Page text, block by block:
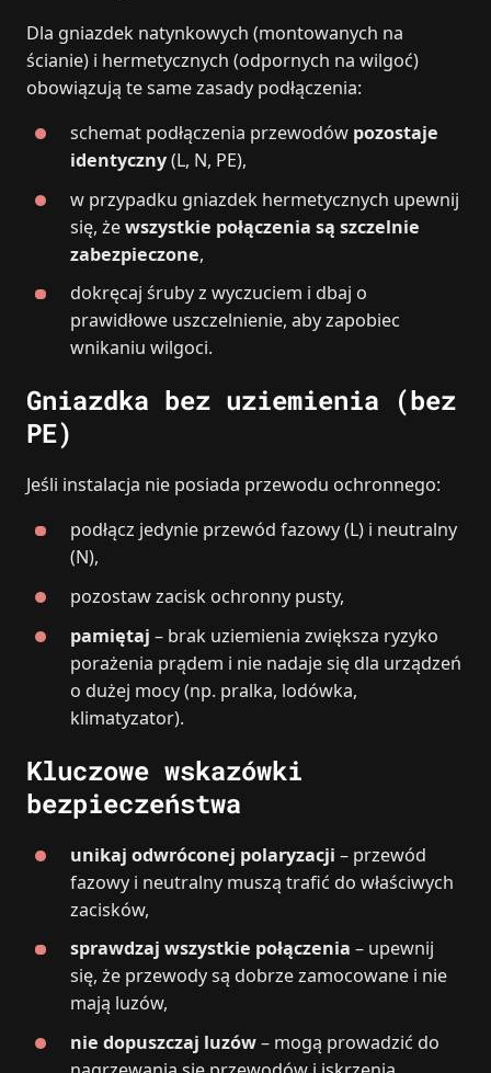
Dla gniazdek natynkowych (montowanych na
ścianie) i hermetycznych (odpornych na wilgoć)
obowiązują te same zasady podłączenia:
schemat podłączenia przewodów pozostaje
identyczny(L, N, PE),
w przypadku gniazdek hermetycznych upewnij
się, żewszystkie połączenia są szczelnie
zabezpieczone,
dokręcaj śruby z wyczuciem i dbaj o
prawidłowe uszczelnienie, aby zapobiec
wnikaniu wilgoci.
Gniazdka bez uziemienia (bez
PE)
Jeśli instalacja nie posiada przewodu ochronnego:
podłącz jedynie przewód fazowy (L) i neutralny
(N),
pozostaw zacisk ochronny pusty,
pamiętaj – brak uziemienia zwiększa ryzyko
porażenia prądem i nie nadaje się dla urządzeń
o dużej mocy (np. pralka, lodówka,
klimatyzator).
Kluczowe wskazówki
bezpieczeństwa
unikaj odwróconej polaryzacji – przewód
fazowy i neutralny muszą trafić do właściwych
zacisków,
sprawdzaj wszystkie połączenia – upewnij
się, że przewody są dobrze zamocowane i nie
mają luzów,
nie dopuszczaj luzów– mogą prowadzić do